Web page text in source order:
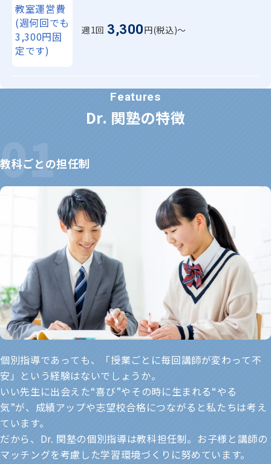
教室運営費
(週何回でも
3,300円固
定です)
週1回 3,300円(税込)〜
Dr. 関塾の特徴
教科ごとの担任制
個別指導であっても、「授業ごとに毎回講師が変わって不
安」という経験はないでしょうか。
いい先生に出会えた“喜び”やその時に生まれる“やる
気”が、成績アップや志望校合格につながると私たちは考え
ています。
だから、Dr. 関塾の個別指導は教科担任制。お子様と講師の
マッチングを考慮した学習環境づくりに努めています。